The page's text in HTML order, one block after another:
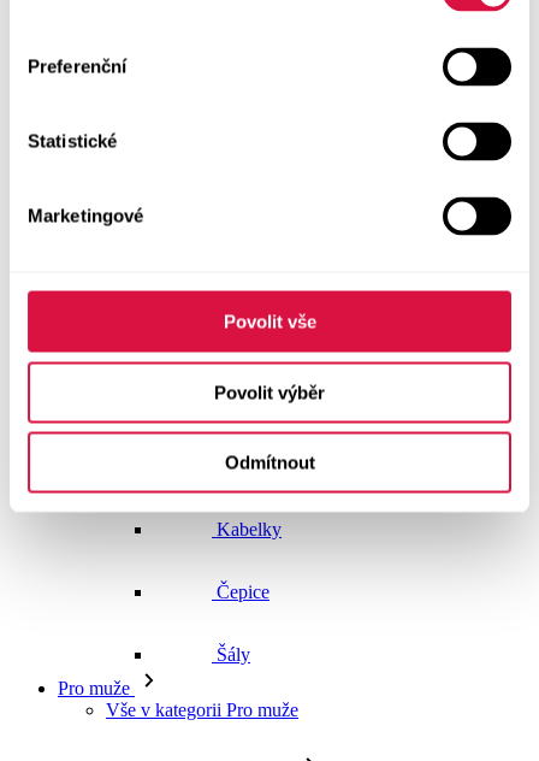
Preferenční
Statistické
Marketingové
Povolit vše
Povolit výběr
Odmítnout
Boty GEOX
Pásky
Peněženky
Kabelky
Čepice
Šály
Pro muže
Vše v kategorii Pro muže